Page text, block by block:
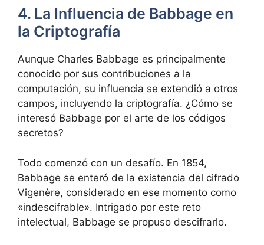
4. La Influencia de Babbage en
la Criptografía
Aunque Charles Babbage es principalmente
conocido por sus contribuciones a la
computación, su influencia se extendió a otros
campos, incluyendo la criptografía. ¿Cómo se
interesó Babbage por el arte de los códigos
secretos?
Todo comenzó con un desafío. En 1854,
Babbage se enteró de la existencia del cifrado
Vigenère, considerado en ese momento como
«indescifrable». Intrigado por este reto
intelectual, Babbage se propuso descifrarlo.